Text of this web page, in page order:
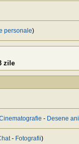
personale)
zile
- Desene
- Fotografii)